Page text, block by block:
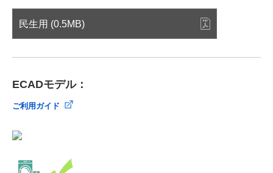
民生用 (0.5MB)
ECADモデル：
ご利用ガイド